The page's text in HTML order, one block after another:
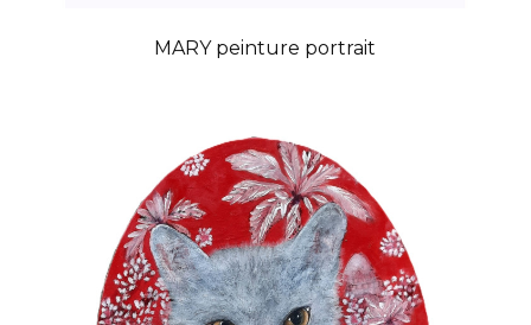
MARY peinture portrait